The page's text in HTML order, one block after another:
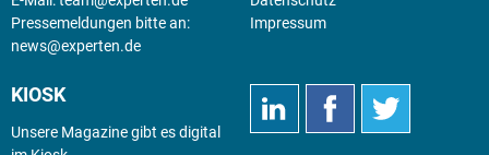
Pressemeldungen bitte an:
news@experten.de
Impressum
KIOSK
Unsere Magazine gibt es digital